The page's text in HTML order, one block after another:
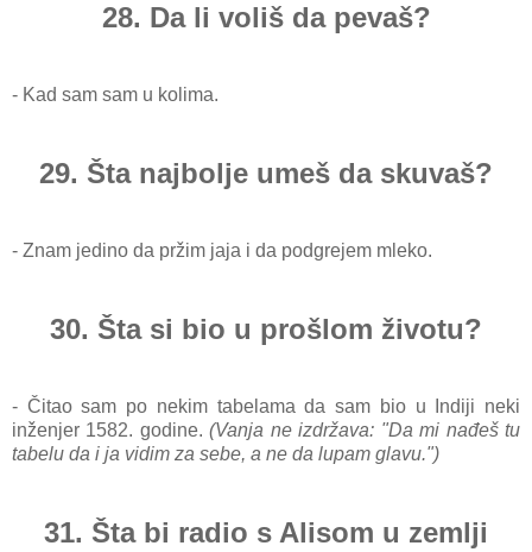
28. Da li voliš da pevaš?
- Kad sam sam u kolima.
29. Šta najbolje umeš da skuvaš?
- Znam jedino da pržim jaja i da podgrejem mleko.
30. Šta si bio u prošlom životu?
- Čitao sam po nekim tabelama da sam bio u Indiji neki
inženjer 1582. godine.(Vanja ne izdržava: "Da mi nađeš tu
tabelu da i ja vidim za sebe, a ne da lupam glavu.")
31. Šta bi radio s Alisom u zemlji